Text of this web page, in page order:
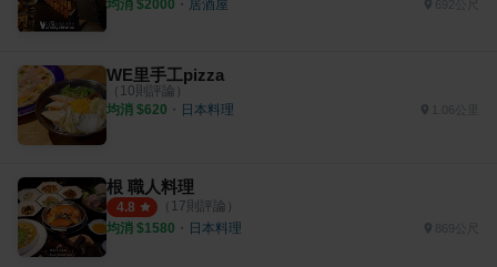
均消 $2000 ・ 居酒屋
WE里手工pizza
（ 10則評論）
均消 $620 ・ 日本料理
根 職人料理
4.8 （ 17則評論）
均消 $1580 ・ 日本料理